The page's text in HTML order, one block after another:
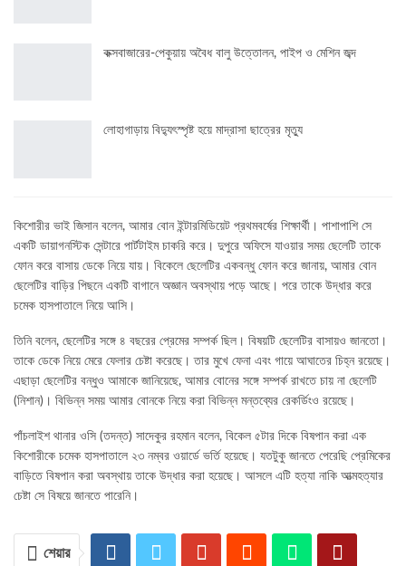
কক্সবাজারের-পেকুয়ায় অবৈধ বালু উত্তোলন, পাইপ ও মেশিন জব্দ
লোহাগাড়ায় বিদ্যুৎস্পৃষ্ট হয়ে মাদ্রাসা ছাত্রের মৃত্যু
কিশোরীর ভাই জিসান বলেন, আমার বোন ইন্টারমিডিয়েট প্রথমবর্ষের শিক্ষার্থী। পাশাপাশি সে
একটি ডায়াগনস্টিক সেন্টারে পার্টটাইম চাকরি করে। দুপুরে অফিসে যাওয়ার সময় ছেলেটি তাকে
ফোন করে বাসায় ডেকে নিয়ে যায়। বিকেলে ছেলেটির একবন্ধু ফোন করে জানায়, আমার বোন
ছেলেটির বাড়ির পিছনে একটি বাগানে অজ্ঞান অবস্থায় পড়ে আছে। পরে তাকে উদ্ধার করে
চমেক হাসপাতালে নিয়ে আসি।
তিনি বলেন, ছেলেটির সঙ্গে ৪ বছরের প্রেমের সম্পর্ক ছিল। বিষয়টি ছেলেটির বাসায়ও জানতো।
তাকে ডেকে নিয়ে মেরে ফেলার চেষ্টা করেছে। তার মুখে ফেনা এবং গায়ে আঘাতের চিহ্ন রয়েছে।
এছাড়া ছেলেটির বন্ধুও আমাকে জানিয়েছে, আমার বোনের সঙ্গে সম্পর্ক রাখতে চায় না ছেলেটি
(নিশান)। বিভিন্ন সময় আমার বোনকে নিয়ে করা বিভিন্ন মন্তব্যের রেকর্ডিংও রয়েছে।
পাঁচলাইশ থানার ওসি (তদন্ত) সাদেকুর রহমান বলেন, বিকেল ৫টার দিকে বিষপান করা এক
কিশোরীকে চমেক হাসপাতালে ২৩ নম্বর ওয়ার্ডে ভর্তি হয়েছে। যতটুকু জানতে পেরেছি প্রেমিকের
বাড়িতে বিষপান করা অবস্থায় তাকে উদ্ধার করা হয়েছে। আসলে এটি হত্যা নাকি আত্মহত্যার
চেষ্টা সে বিষয়ে জানতে পারেনি।
শেয়ার